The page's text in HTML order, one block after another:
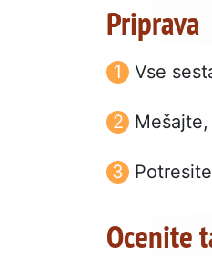
Priprava
Vse
Ocenite